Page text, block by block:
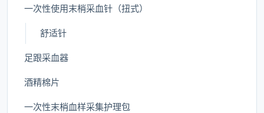
一次性使用末梢采血针（扭式）
舒适针
足跟采血器
酒精棉片
一次性末梢血样采集护理包